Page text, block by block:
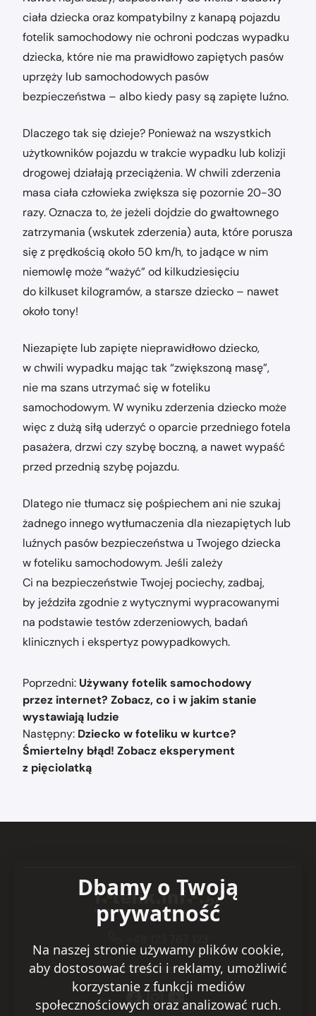
ciała dziecka oraz kompatybilny z kanapą pojazdu
fotelik samochodowy nie ochroni podczas wypadku
dziecka, które nie ma prawidłowo zapiętych pasów
uprzęży lub samochodowych pasów
bezpieczeństwa – albo kiedy pasy są zapięte luźno.
Dlaczego tak się dzieje? Ponieważ na wszystkich
użytkowników pojazdu w trakcie wypadku lub kolizji
drogowej działają przeciążenia. W chwili zderzenia
masa ciała człowieka zwiększa się pozornie 20-30
razy. Oznacza to, że jeżeli dojdzie do gwałtownego
zatrzymania (wskutek zderzenia) auta, które porusza
się z prędkością około 50 km/h, to jadące w nim
niemowlę może “ważyć” od kilkudziesięciu
do kilkuset kilogramów, a starsze dziecko – nawet
około tony!
Niezapięte lub zapięte nieprawidłowo dziecko,
w chwili wypadku mając tak “zwiększoną masę”,
nie ma szans utrzymać się w foteliku
samochodowym. W wyniku zderzenia dziecko może
więc z dużą siłą uderzyć o oparcie przedniego fotela
pasażera, drzwi czy szybę boczną, a nawet wypaść
przed przednią szybę pojazdu.
Dlatego nie tłumacz się pośpiechem ani nie szukaj
żadnego innego wytłumaczenia dla niezapiętych lub
luźnych pasów bezpieczeństwa u Twojego dziecka
w foteliku samochodowym. Jeśli zależy
Ci na bezpieczeństwie Twojej pociechy, zadbaj,
by jeździła zgodnie z wytycznymi wypracowanymi
na podstawie testów zderzeniowych, badań
klinicznych i ekspertyz powypadkowych.
Nawigacja
wpisu
Poprzedni: Używany fotelik samochodowy
przez internet? Zobacz, co i w jakim stanie
wystawiają ludzie
Następny: Dziecko w foteliku w kurtce?
Śmiertelny błąd! Zobacz eksperyment
z pięciolatką
sklep@fotelik.info.pl
Dbamy o Twoją
prywatność
Na naszej stronie używamy plików cookie,
aby dostosować treści i reklamy, umożliwić
korzystanie z funkcji mediów
społecznościowych oraz analizować ruch.